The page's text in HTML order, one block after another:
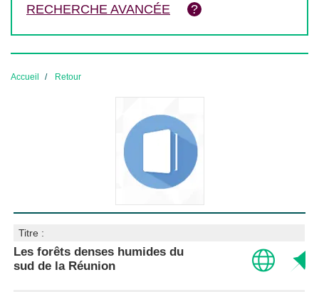
RECHERCHE AVANCÉE
Accueil Retour
Titre :
Les forêts denses humides du
sud de la Réunion